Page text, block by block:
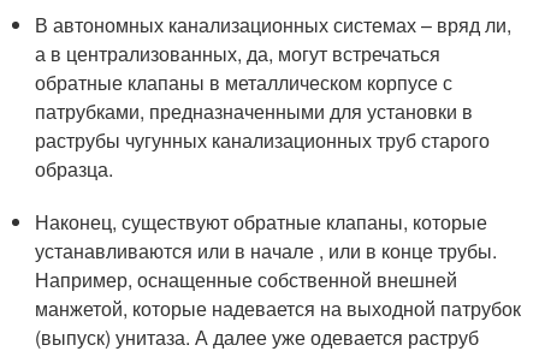
В автономных канализационных системах – вряд ли,
а в централизованных, да, могут встречаться
обратные клапаны в металлическом корпусе с
патрубками, предназначенными для установки в
раструбы чугунных канализационных труб старого
образца.
Наконец, существуют обратные клапаны, которые
устанавливаются или в начале , или в конце трубы.
Например, оснащенные собственной внешней
манжетой, которые надевается на выходной патрубок
(выпуск) унитаза. А далее уже одевается раструб